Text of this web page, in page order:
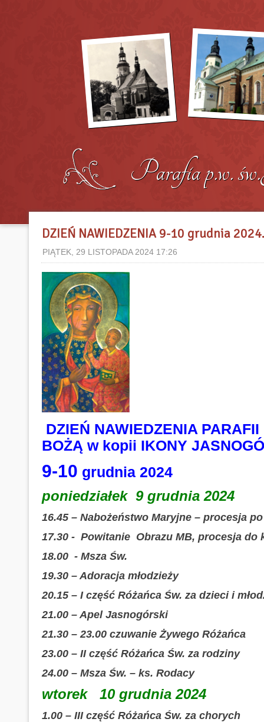
DZIEŃ NAWIEDZENIA 9-10 grudnia
PIĄTEK, 29 LISTOPADA 2024 17:26
DZIEŃ NAWIEDZENIA
BOŻĄ w kopii IKONY
9-10 grudnia 2024
poniedziałek 9 grudnia 2024
16.45 – Nabożeństwo Maryjne – procesja
17.30 - Powitanie Obrazu MB, procesja do
18.00 - Msza Św.
19.30 – Adoracja młodzieży
20.15 – I część Różańca Św. za dzieci i
21.00 – Apel Jasnogórski
21.30 – 23.00 czuwanie Żywego Różańca
23.00 – II część Różańca Św. za rodziny
24.00 – Msza Św. – ks. Rodacy
wtorek 10 grudnia 2024
1.00 – III część Różańca Św. za chorych